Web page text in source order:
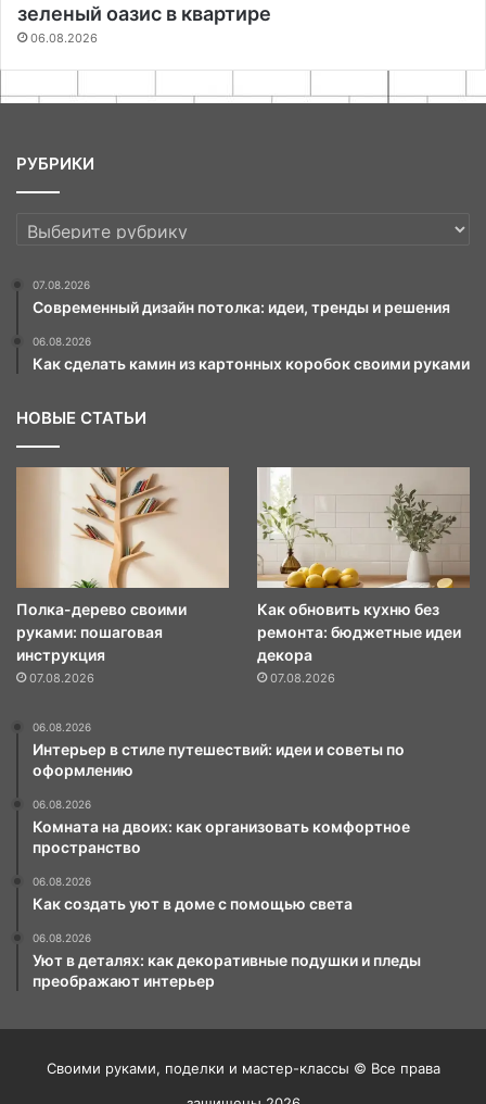
зеленый оазис в квартире
06.08.2026
РУБРИКИ
РУБРИКИ
07.08.2026
Современный дизайн потолка: идеи, тренды и решения
06.08.2026
Как сделать камин из картонных коробок своими руками
НОВЫЕ СТАТЬИ
Полка-дерево своими
руками: пошаговая
инструкция
07.08.2026
Как обновить кухню без
ремонта: бюджетные идеи
декора
07.08.2026
06.08.2026
Интерьер в стиле путешествий: идеи и советы по
оформлению
06.08.2026
Комната на двоих: как организовать комфортное
пространство
06.08.2026
Как создать уют в доме с помощью света
06.08.2026
Уют в деталях: как декоративные подушки и пледы
преображают интерьер
Своими руками, поделки и мастер-классы © Все права